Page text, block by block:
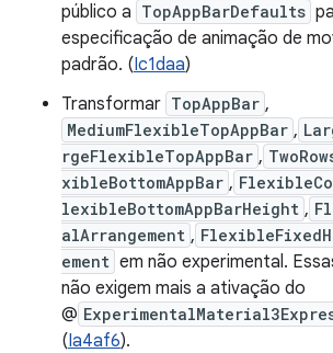
público a TopAppBarDefaults
especificação de animação de
padrão. (Ic1daa)
Transformar TopAppBar ,
MediumFlexibleTopAppBar ,
rgeFlexibleTopAppBar ,
xibleBottomAppBar ,
lexibleBottomAppBarHeight ,
alArrangement ,
ement em não experimental.
não exigem mais a ativação do
@
(Ia4af6).